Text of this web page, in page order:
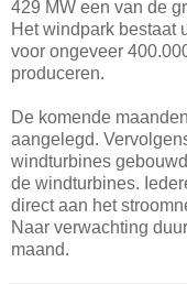
429 MW een van de
Het windpark bestaat
voor ongeveer
produceren.
De komende
aangelegd.
windturbines
de windturbines.
direct aan het
Naar verwachting
maand.